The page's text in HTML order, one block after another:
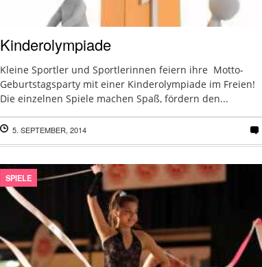
Kinderolympiade
Kleine Sportler und Sportlerinnen feiern ihre Motto-
Geburtstagsparty mit einer Kinderolympiade im Freien!
Die einzelnen Spiele machen Spaß, fördern den...
5. SEPTEMBER, 2014
SPIELE